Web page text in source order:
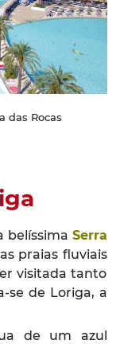
das Rocas
belíssima Serra
praias fluviais
visitada tanto
se de Loriga, a
de um azul